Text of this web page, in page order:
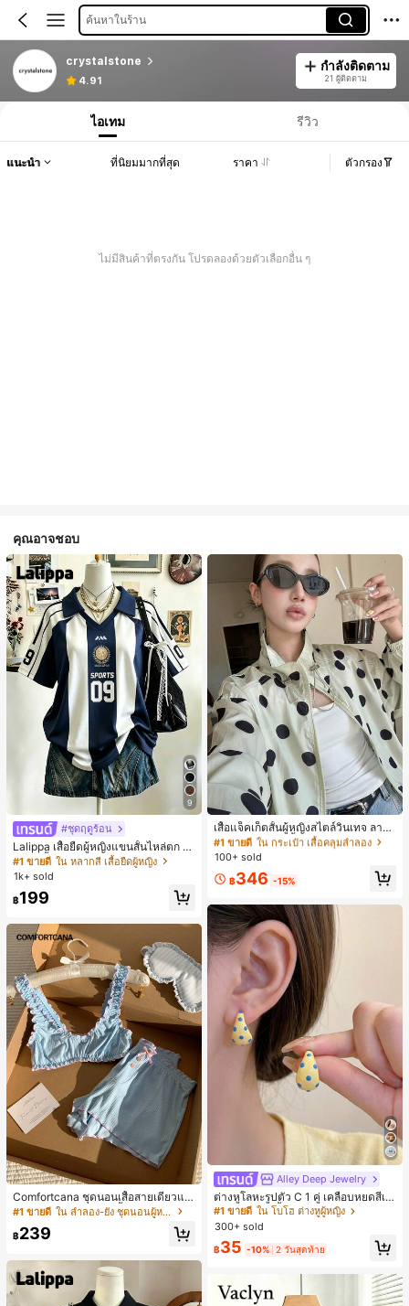
ค้นหาในร้าน
crystalstone
4.91
กำลังติดตาม
21 ผู้ติดตาม
ไอเทม รีวิว
แนะนำ ที่นิยมมากที่สุด ราคา ตัวกรอง
ไม่มีสินค้าที่ตรงกัน โปรดลองด้วยตัวเลือกอื่น ๆ
คุณอาจชอบ
9
#ชุดฤดูร้อน
Lalippa เสื้อยืดผู้หญิงแขนสั้นไหล่ตก ค
อวีปกเสื้อ ลายพิมพ์ดิจิทัลลายทาง สไตล์
สปอร์ตแฟชั่นมินิมอล ของขวัญสำหรับเ
พื่อน
#1 ขายดี ใน หลากสี เสื้อยืดผู้หญิง
1k+ sold
฿199
Comfortcana ชุดนอนเสื้อสายเดี่ยวแต่
งระบายและกางเกงขาสั้นสำหรับผู้หญิง
#1 ขายดี ใน ลำลอง-ยัง ชุดนอนผู้หญิง
฿239
เสื้อแจ็คเก็ตสั้นผู้หญิงสไตล์วินเทจ ลายจุ
ดขนาดใหญ่ คอตั้ง เอวเข้ารูป แขนพอง
ทรงหลวม แฟชั่นอเนกประสงค์ สำหรับใ
#1 ขายดี
ใน กระเป๋า เสื้อคลุมลำลอง
ลูกค้ากลับมาซื้อซ้ำ!
#1 ขายดี ใน กระเป๋า เสื้อคลุมลำลอง
ลูกค้ากลับมาซื้อซ้ำ!
#1 ขายดี ใน กระเป๋า เสื้อคลุมลำลอง
ลูกค้ากลับมาซื้อซ้ำ!
#1 ขายดี ใน กระเป๋า เสื้อคลุมลำลอง
100+ sold
฿346 -15%
Alley Deep Jewelry
ต่างหูโลหะรูปตัว C 1 คู่ เคลือบหยดสีเห
ลือง ลายจุดสีน้ำเงิน สไตล์ยุโรปและอเม
ริกัน แฟชั่นส่วนตัว หวานและสง่างาม
สำหรับผู้หญิงและเด็กหญิง สำหรับการเ
ดินทาง งานแต่งงาน ปาร์ตี้ วันเกิด ของ
#1 ขายดี ใน โบโฮ ต่างหูผู้หญิง
ลูกค้ากลับมาซื้อซ้ำ!
#1 ขายดี ใน โบโฮ ต่างหูผู้หญิง
ลูกค้ากลับมาซื้อซ้ำ!
#1 ขายดี ใน โบโฮ ต่างหูผู้หญิง
ลูกค้ากลับมาซื้อซ้ำ!
#1 ขายดี ใน โบโฮ ต่างหูผู้หญิง
300+ sold
฿35 -10% 2 วันสุดท้าย